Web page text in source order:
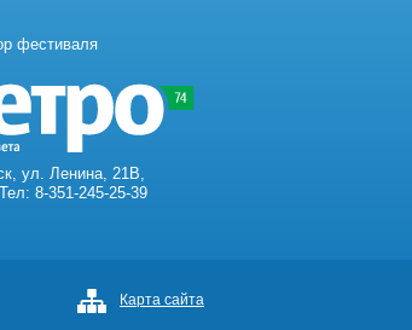
фестиваля
ул. Ленина, 21В,
8-351-245-25-39
Карта сайта